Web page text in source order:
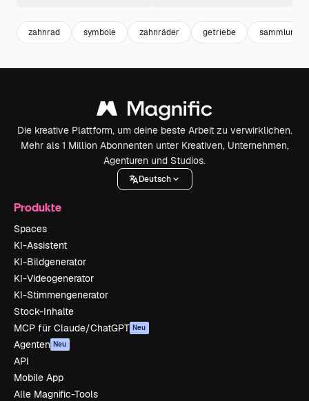
zahnrad symbole zahnräder getriebe sammlung
Die kreative Plattform, um deine beste Arbeit zu verwirklichen.
Mehr als 1 Million Abonnenten unter Kreativen, Unternehmen,
Agenturen und Studios.
Deutsch
Produkte
Spaces
KI-Assistent
KI-Bildgenerator
KI-Videogenerator
KI-Stimmengenerator
Stock-Inhalte
MCP für Claude/ChatGPT Neu
Agenten Neu
API
Mobile App
Alle Magnific-Tools